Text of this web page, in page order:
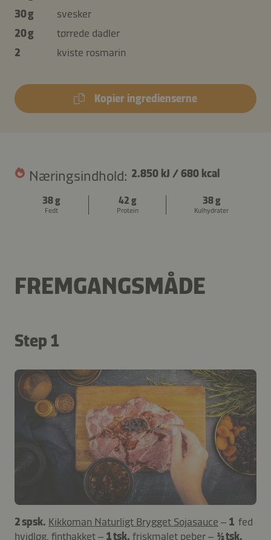
30 g
svesker
20 g
tørrede dadler
2
kviste rosmarin
Kopier ingredienserne
Næringsindhold: 2.850 kJ /680 kcal
38 g
Fedt
42 g
Protein
38 g
Kulhydrater
FREMGANGSMÅDE
Step 1
2 spsk. Kikkoman Naturligt Brygget Sojasauce – 1 fed
hvidløg, finthakket – 1 tsk. friskmalet peber – ½ tsk.